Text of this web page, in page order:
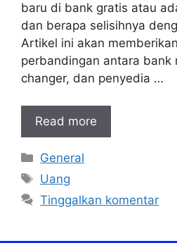
baru di bank gratis atau
dan berapa selisihnya
Artikel ini akan
perbandingan antara bank
changer, dan penyedia …
Read more
Kategori
General
Tag
Uang
Tinggalkan komentar